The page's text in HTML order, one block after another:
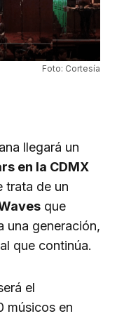
Foto: Cortesía
llegará un
en la CDMX
trata de un
que
una generación,
que continúa.
el
músicos en